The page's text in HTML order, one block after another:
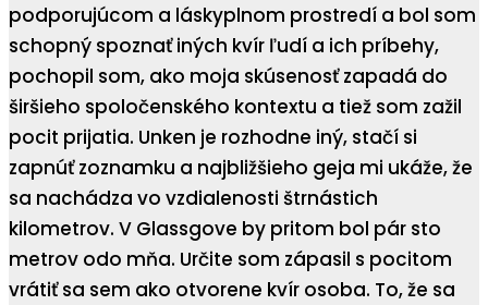
podporujúcom a láskyplnom prostredí a bol som
schopný spoznať iných kvír ľudí a ich príbehy,
pochopil som, ako moja skúsenosť zapadá do
širšieho spoločenského kontextu a tiež som zažil
pocit prijatia. Unken je rozhodne iný, stačí si
zapnúť zoznamku a najbližšieho geja mi ukáže, že
sa nachádza vo vzdialenosti štrnástich
kilometrov. V Glassgove by pritom bol pár sto
metrov odo mňa. Určite som zápasil s pocitom
vrátiť sa sem ako otvorene kvír osoba. To, že sa